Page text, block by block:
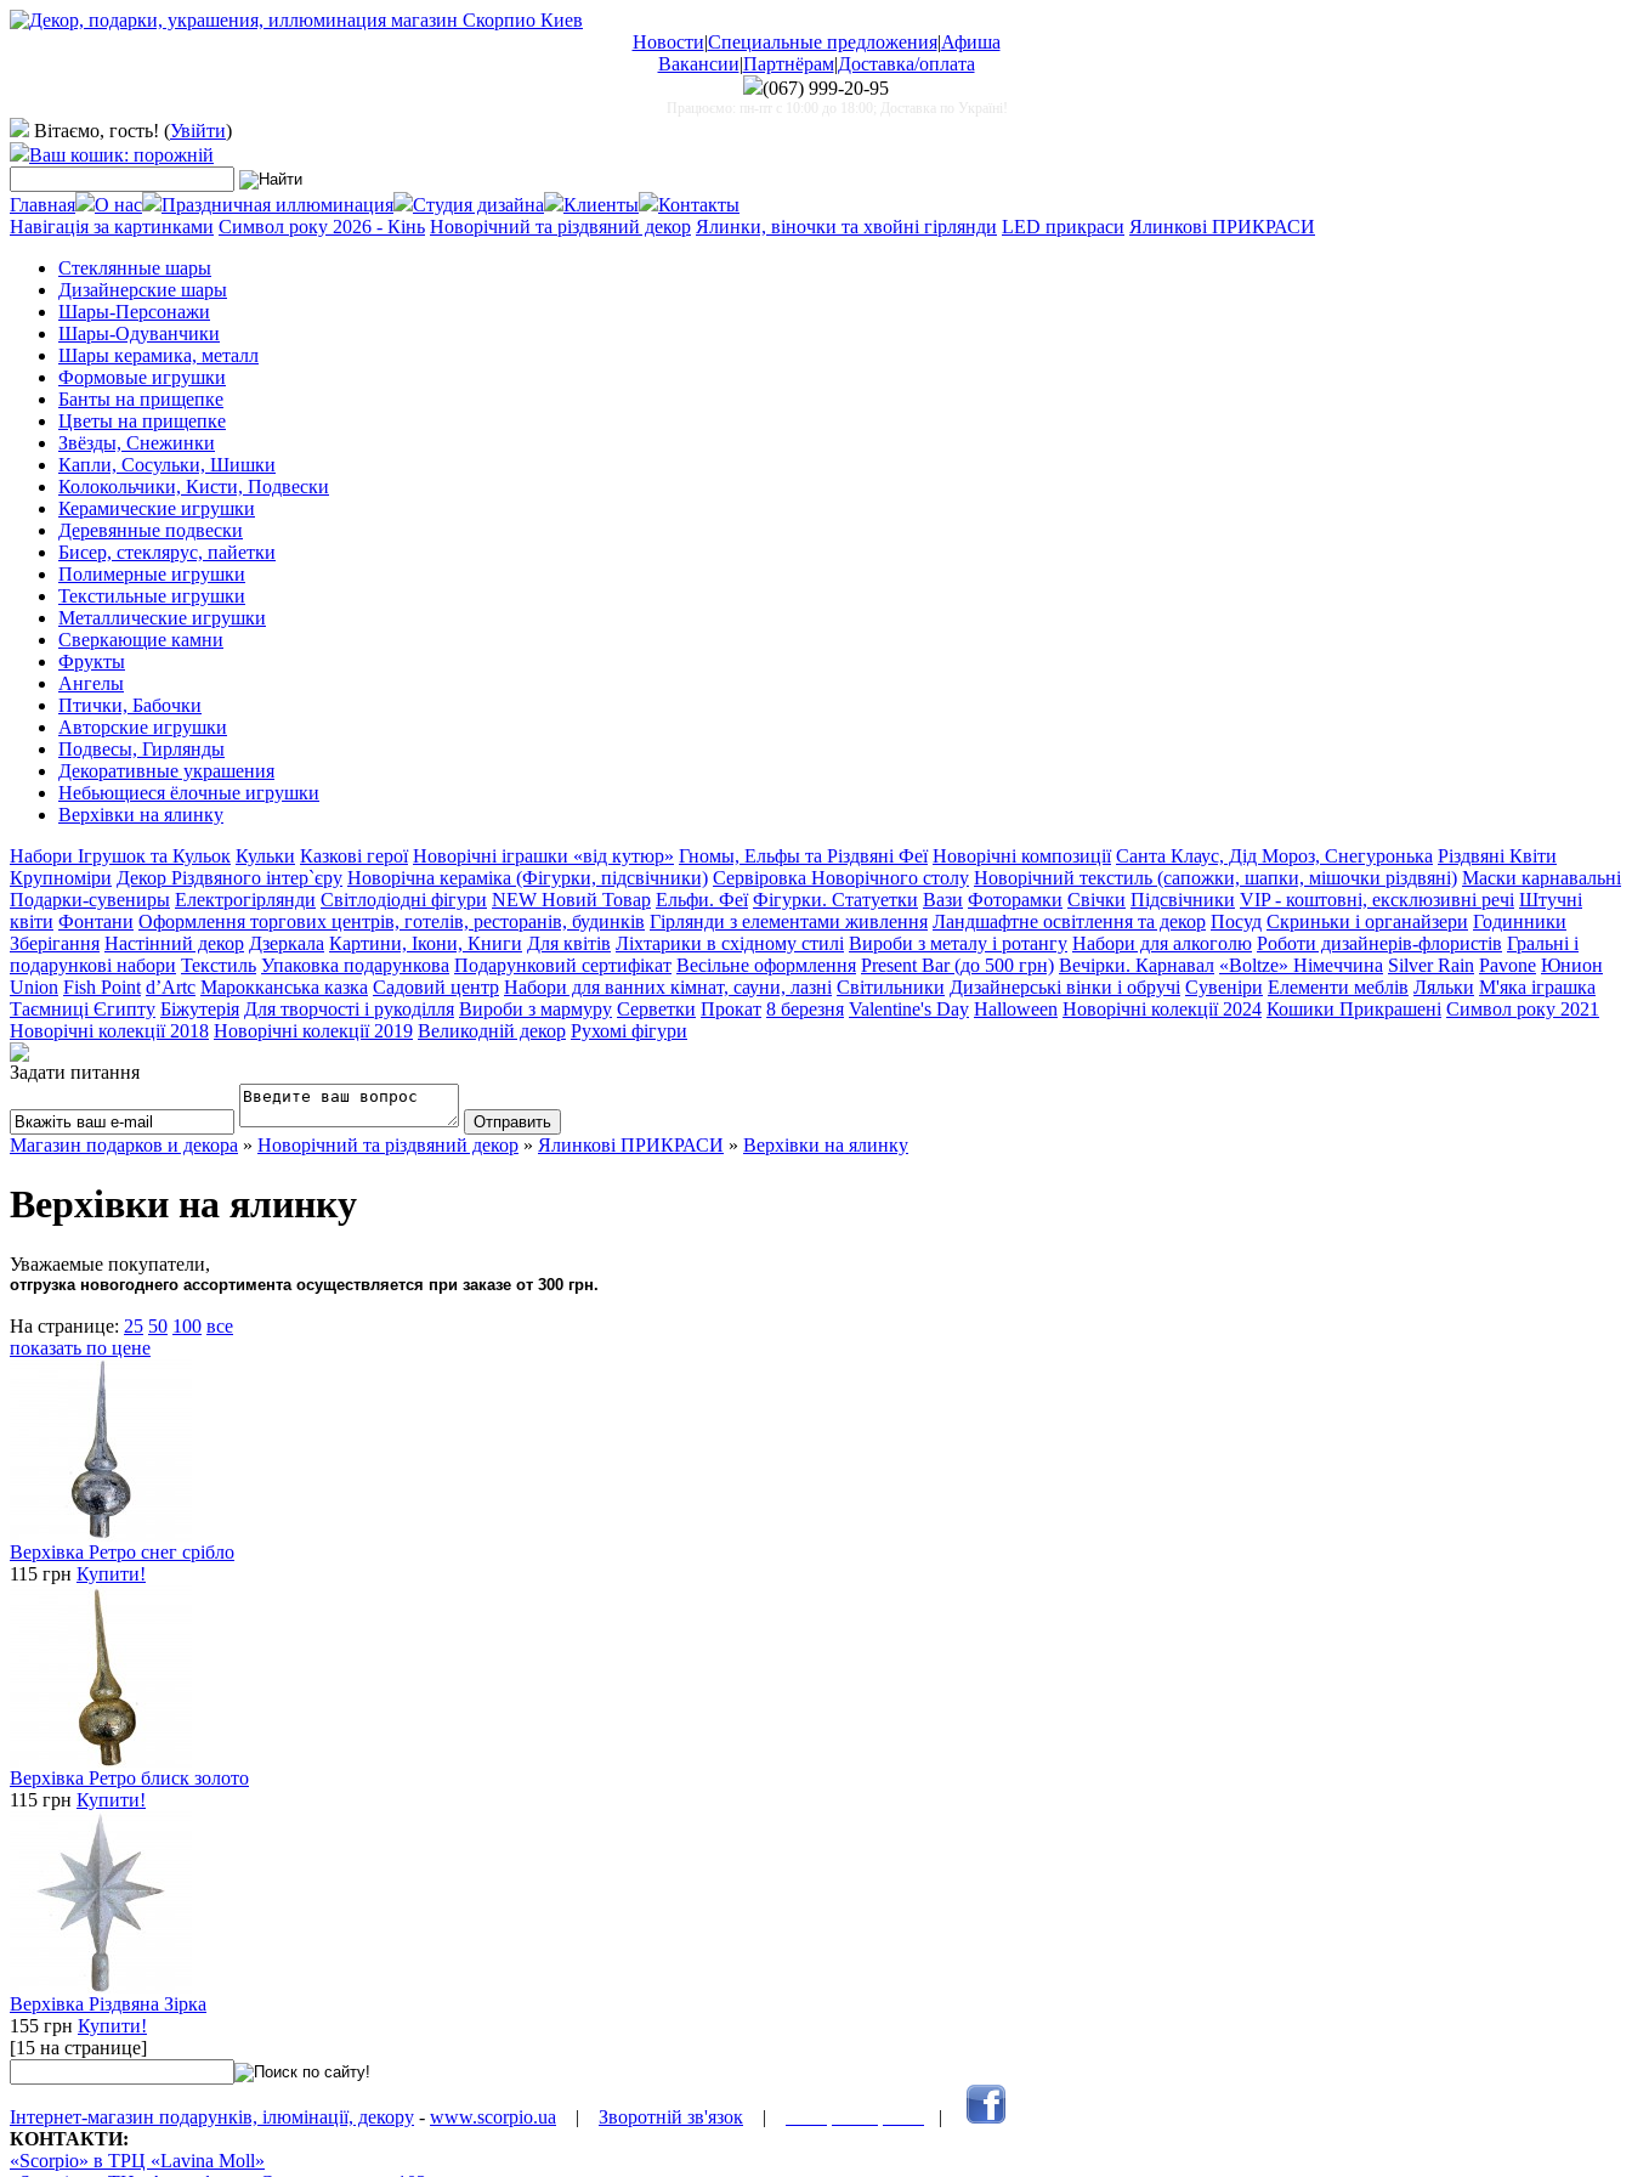
Новости|Специальные предложения|Афиша
Вакансии|Партнёрам|Доставка/оплата
(067) 999-20-95
Працюємо: пн-пт с 10:00 до 18:00; Доставка по Україні!
Вітаємо, гость! (Увійти)
Ваш кошик: порожній
Главная О нас Праздничная иллюминация Студия дизайна Клиенты
Контакты
Навігація за картинками Символ року 2026 - Кінь Новорічний та різдвяний декор Ялинки, віночки та хвойні гірлянди LED прикраси Ялинкові ПРИКРАСИ
Стеклянные шары
Дизайнерские шары
Шары-Персонажи
Шары-Одуванчики
Шары керамика, металл
Формовые игрушки
Банты на прищепке
Цветы на прищепке
Звёзды, Снежинки
Капли, Сосульки, Шишки
Колокольчики, Кисти, Подвески
Керамические игрушки
Деревянные подвески
Бисер, стеклярус, пайетки
Полимерные игрушки
Текстильные игрушки
Металлические игрушки
Сверкающие камни
Фрукты
Ангелы
Птички, Бабочки
Авторские игрушки
Подвесы, Гирлянды
Декоративные украшения
Небьющиеся ёлочные игрушки
Верхівки на ялинку
Набори Ігрушок та Кульок Кульки Казкові герої Новорічні іграшки «від кутюр» Гномы, Ельфы та Різдвяні Феї Новорічні композиції Санта Клаус, Дід Мороз, Снегуронька Різдвяні Квіти
Крупноміри Декор Різдвяного інтер`єру Новорічна кераміка (Фігурки, підсвічники) Сервіровка Новорічного столу Новорічний текстиль (сапожки, шапки, мішочки різдвяні) Маски карнавальні
Подарки-сувениры Електрогірлянди Світлодіодні фігури NEW Новий Товар Ельфи. Феї Фігурки. Статуетки Вази Фоторамки Свічки Підсвічники VIP - коштовні, ексклюзивні речі Штучні
квіти Фонтани Оформлення торгових центрів, готелів, ресторанів, будинків Гірлянди з елементами живлення Ландшафтне освітлення та декор Посуд Скриньки і органайзери Годинники
Зберігання Настінний декор Дзеркала Картини, Ікони, Книги Для квітів Ліхтарики в східному стилі Вироби з металу і ротангу Набори для алкоголю Роботи дизайнерів-флористів Гральні і
подарункові набори Текстиль Упаковка подарункова Подарунковий сертифікат Весільне оформлення Present Bar (до 500 грн) Вечірки. Карнавал «Boltze» Німеччина Silver Rain Pavone Юнион
Union Fish Point d’Artc Марокканська казка Садовий центр Набори для ванних кімнат, сауни, лазні Світильники Дизайнерські вінки і обручі Сувеніри Елементи меблів Ляльки М'яка іграшка
Таємниці Єгипту Біжутерія Для творчості і рукоділля Вироби з мармуру Серветки Прокат 8 березня Valentine's Day Halloween Новорічні колекції 2024 Кошики Прикрашені Символ року 2021
Новорічні колекції 2018 Новорічні колекції 2019 Великодній декор Рухомі фігури
Задати питання
Магазин подарков и декора » Новорічний та різдвяний декор » Ялинкові ПРИКРАСИ » Верхівки на ялинку
Верхівки на ялинку
Уважаемые покупатели,
отгрузка новогоднего ассортимента осуществляется при заказе от 300 грн.
На странице: 25 50 100 все
показать по цене
Верхівка Ретро снег срібло
115 грн Купити!
Верхівка Ретро блиск золото
115 грн Купити!
Верхівка Різдвяна Зірка
155 грн Купити!
[15 на странице]
Інтернет-магазин подарунків, ілюмінації, декору - www.scorpio.ua | Зворотній зв'язок |
|
КОНТАКТИ:
«Scorpio» в ТРЦ «Lavina Moll»